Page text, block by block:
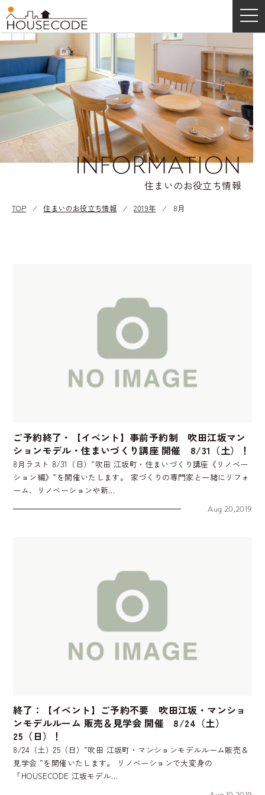
INFORMATION
住まいのお役立ち情報
TOP ⁄住まいのお役立ち情報 ⁄2019年 ⁄ 8月
ご予約終了・【イベント】事前予約制 吹田江坂マン
ションモデル・住まいづくり講座 開催 8/31（土）！
8月ラスト 8/31（日）”吹田 江坂町・住まいづくり講座《リノベー
ション編》”を開催いたします。 家づくりの専門家と一緒にリフォ
ーム、リノベーションや新…
Aug 20,2019
終了：【イベント】ご予約不要 吹田江坂・マンショ
ンモデルルーム 販売＆見学会 開催 8/24（土）
25（日）！
8/24（土）25（日）”吹田 江坂町・マンションモデルルーム販売＆
見学会 ”を開催いたします。 リノベーションで大変身の
「HOUSECODE 江坂モデル…